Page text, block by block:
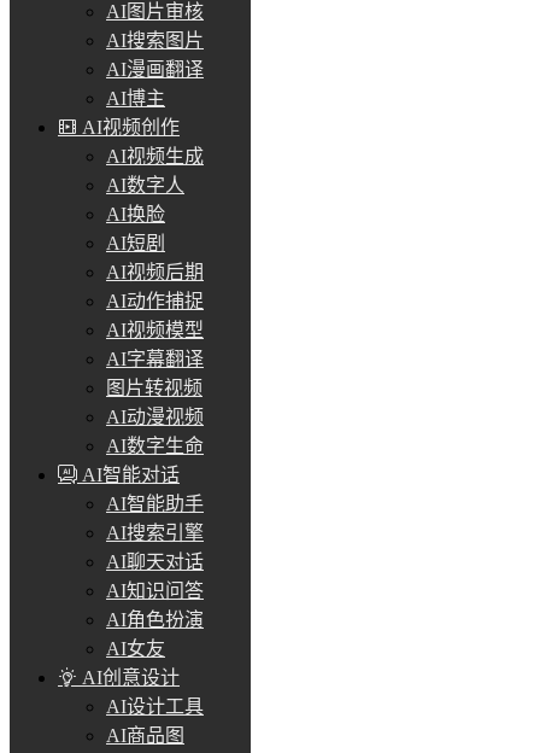
AI图片审核
AI搜索图片
AI漫画翻译
AI博主
AI视频创作
AI视频生成
AI数字人
AI换脸
AI短剧
AI视频后期
AI动作捕捉
AI视频模型
AI字幕翻译
图片转视频
AI动漫视频
AI数字生命
AI智能对话
AI智能助手
AI搜索引擎
AI聊天对话
AI知识问答
AI角色扮演
AI女友
AI创意设计
AI设计工具
AI商品图